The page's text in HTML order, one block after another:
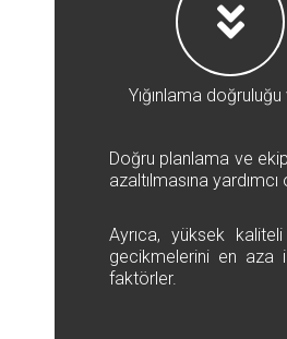
Yığınlama doğruluğu
Doğru planlama ve
azaltılmasına yardımcı
Ayrıca, yüksek
gecikmelerini en aza
faktörler.